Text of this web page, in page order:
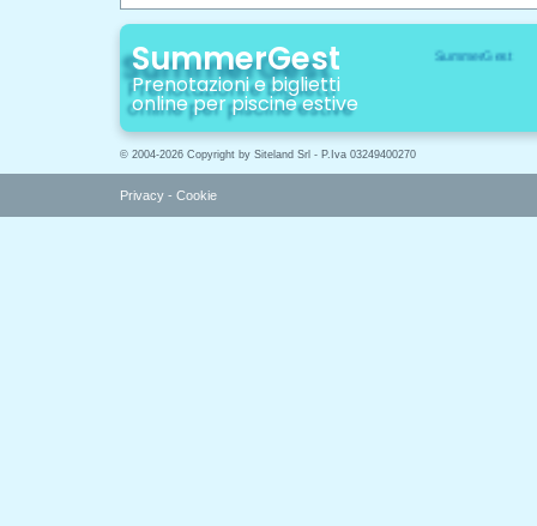
SummerGest
Prenotazioni e biglietti
online per piscine estive
© 2004-2026 Copyright by Siteland Srl - P.Iva 03249400270
Privacy - Cookie